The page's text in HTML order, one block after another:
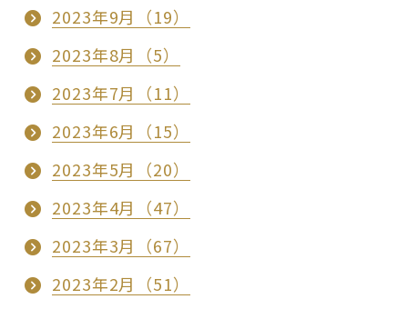
2023年9月（19）
2023年8月（5）
2023年7月（11）
2023年6月（15）
2023年5月（20）
2023年4月（47）
2023年3月（67）
2023年2月（51）